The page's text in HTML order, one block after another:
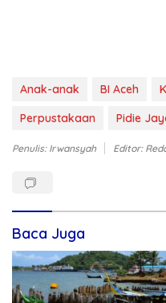
Anak-anak BI Aceh
Perpustakaan
Pidie
Penulis: Irwansyah Editor:
Baca Juga